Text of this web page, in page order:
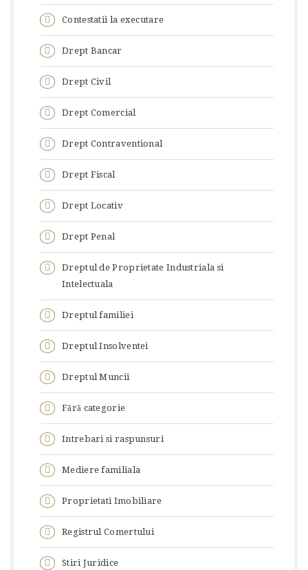
Contestatii la executare
Drept Bancar
Drept Civil
Drept Comercial
Drept Contraventional
Drept Fiscal
Drept Locativ
Drept Penal
Dreptul de Proprietate Industriala si
Intelectuala
Dreptul familiei
Dreptul Insolventei
Dreptul Muncii
Fără categorie
Intrebari si raspunsuri
Mediere familiala
Proprietati Imobiliare
Registrul Comertului
Stiri Juridice